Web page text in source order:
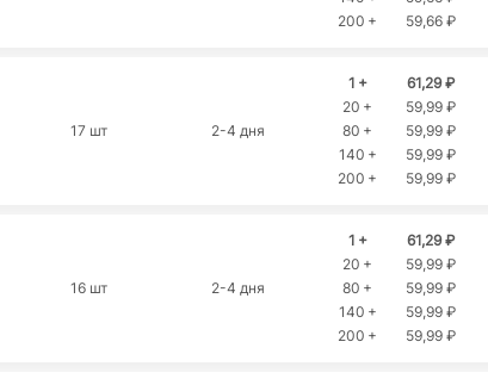
200 +
59,66 ₽
17 шт 2-4 дня
1 +
61,29 ₽
20 +
59,99 ₽
80 +
59,99 ₽
140 +
59,99 ₽
200 +
59,99 ₽
16 шт 2-4 дня
1 +
61,29 ₽
20 +
59,99 ₽
80 +
59,99 ₽
140 +
59,99 ₽
200 +
59,99 ₽